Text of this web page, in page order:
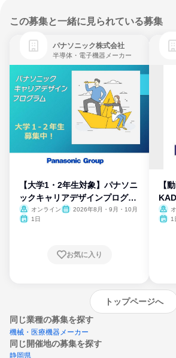
この募集と一緒に見られている募集
パナソニック株式会社
半導体・電子機器メーカー
【大学1・2年生対象】パナソニ
ックキャリアデザインプログラ
ム
オンライン
2026年8月・9月・10月
1日
お気に入り
【
1
トップページへ
同じ業種の募集を探す
機械・医療機器メーカー
同じ開催地の募集を探す
静岡県